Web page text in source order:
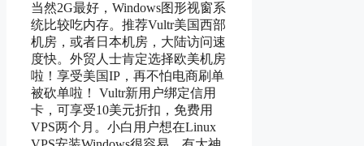
当然2G最好，Windows图形视窗系
统比较吃内存。推荐Vultr美国西部
机房，或者日本机房，大陆访问速
度快。外贸人士肯定选择欧美机房
啦！享受美国IP，再不怕电商刷单
被砍单啦！ Vultr新用户绑定信用
卡，可享受10美元折扣，免费用
VPS两个月。小白用户想在Linux